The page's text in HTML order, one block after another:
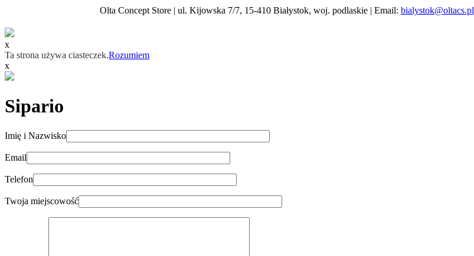
Olta Concept Store | ul. Kijowska 7/7, 15-410 Białystok, woj. podlaskie | Email: bialystok@oltacs.pl
x
Ta strona używa ciasteczek.Rozumiem
x
Sipario
Imię i Nazwisko
Email
Telefon
Twoja miejscowość